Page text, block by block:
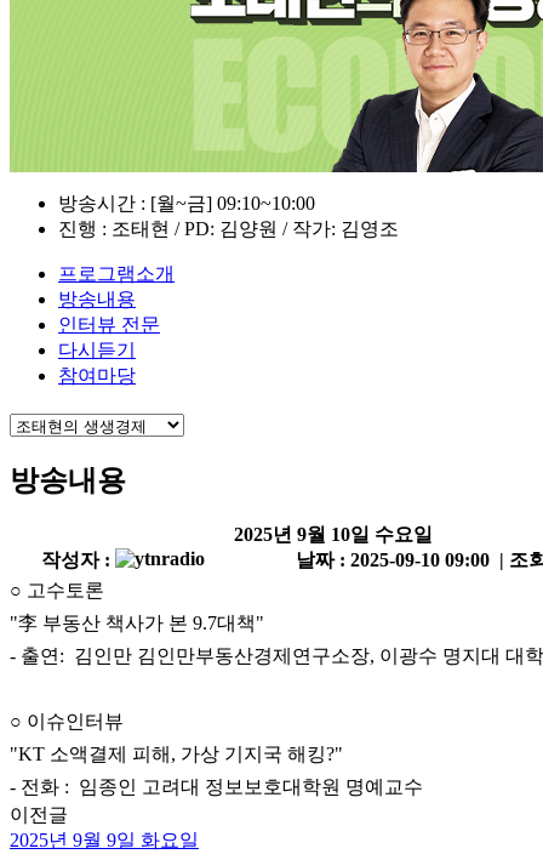
방송시간 : [월~금] 09:10~10:00
진행 : 조태현 / PD: 김양원 / 작가: 김영조
프로그램소개
방송내용
인터뷰 전문
다시듣기
참여마당
방송내용
2025년 9월 10일 수요일
작성자 :
날짜 : 2025-09-10 09:00 | 조
○ 고수토론
"李 부동산 책사가 본 9.7대책"
- 출연: 김인만 김인만부동산경제연구소장, 이광수 명지대 대
○ 이슈인터뷰
"KT 소액결제 피해, 가상 기지국 해킹?"
- 전화 : 임종인 고려대 정보보호대학원 명예교수
이전글
2025년 9월 9일 화요일